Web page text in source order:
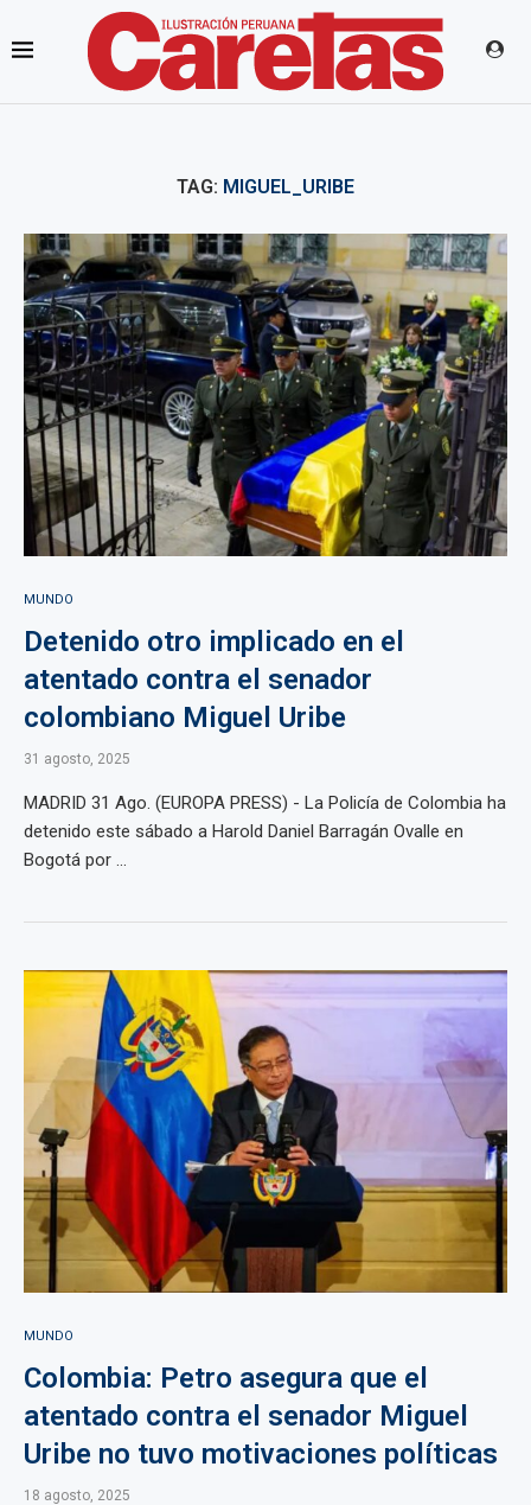
TAG: MIGUEL_URIBE
MUNDO
Detenido otro implicado en el
atentado contra el senador
colombiano Miguel Uribe
31 agosto, 2025
MADRID 31 Ago. (EUROPA PRESS) - La Policía de Colombia ha
detenido este sábado a Harold Daniel Barragán Ovalle en
Bogotá por ...
MUNDO
Colombia: Petro asegura que el
atentado contra el senador Miguel
Uribe no tuvo motivaciones políticas
18 agosto, 2025